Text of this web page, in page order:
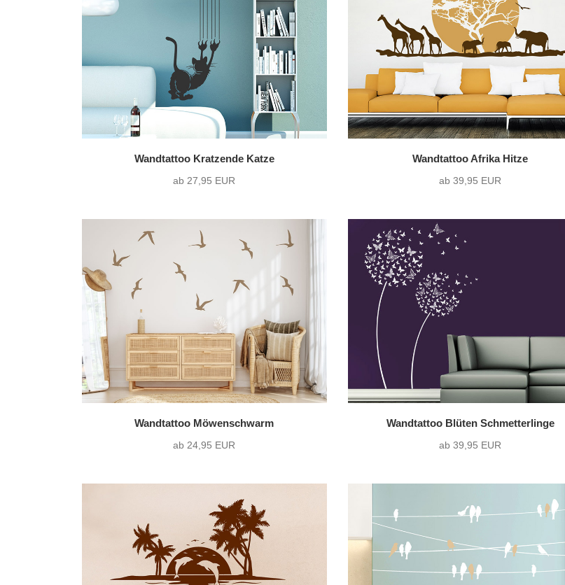
Wandtattoo Kratzende Katze
ab 27,95 EUR
Wandtattoo Afrika Hitze
ab 39,95 EUR
Wandtattoo Möwenschwarm
ab 24,95 EUR
Wandtattoo Blüten Schmetterlinge
ab 39,95 EUR